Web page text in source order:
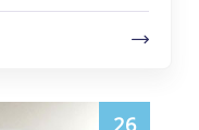
26